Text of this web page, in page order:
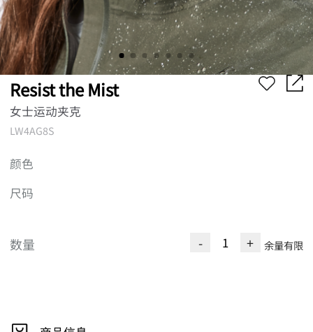
Resist the Mist
女士运动夹克
LW4AG8S
颜色
尺码
数量 - + 余量有限